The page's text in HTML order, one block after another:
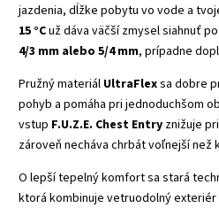
jazdenia, dĺžke pobytu vo vode a
15 °Cuž dáva väčší zmysel siahnuť
4/3 mm alebo 5/4 mm, prípadne
Pružný materiál UltraFlexsa dobre
pohyb a pomáha pri jednoduchšom
vstup F.U.Z.E. Chest Entry znižuje
zároveň necháva chrbát voľnejší než
O lepší tepelný komfort sa stará
ktorá kombinuje vetruodolný